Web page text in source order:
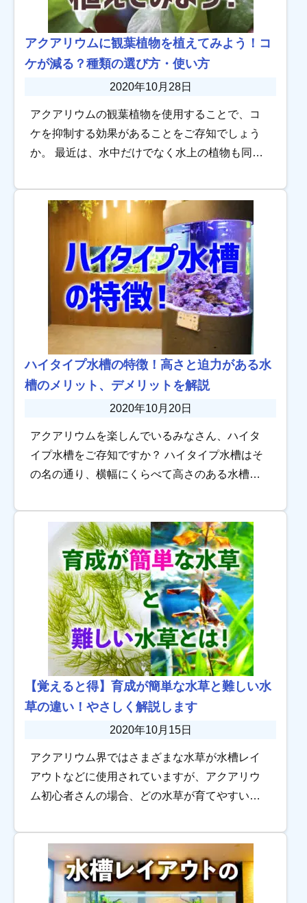
アクアリウムに観葉植物を植えてみよう！コ
ケが減る？種類の選び方・使い方
2020年10月28日
アクアリウムの観葉植物を使用することで、コ
ケを抑制する効果があることをご存知でしょう
か。 最近は、水中だけでなく水上の植物も同時
きていることもあり、コケ対策として観葉植物
を使用す […]
ハイタイプ水槽の特徴！高さと迫力がある水
槽のメリット、デメリットを解説
2020年10月20日
アクアリウムを楽しんでいるみなさん、ハイタ
イプ水槽をご存知ですか？ ハイタイプ水槽はそ
の名の通り、横幅にくらべて高さのある水槽で
いますが、あまりなじみがないと不安ですね。
今回は […]
【覚えると得】育成が簡単な水草と難しい水
草の違い！やさしく解説します
2020年10月15日
アクアリウム界ではさまざまな水草が水槽レイ
アウトなどに使用されていますが、アクアリウ
ム初心者さんの場合、どの水草が育てやすいの
な水草には共通する特徴が3つあります。 強い照
明が […]